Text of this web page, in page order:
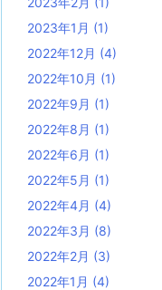
2023年1月 (1)
2022年12月 (4)
2022年10月 (1)
2022年9月 (1)
2022年8月 (1)
2022年6月 (1)
2022年5月 (1)
2022年4月 (4)
2022年3月 (8)
2022年2月 (3)
2022年1月 (4)